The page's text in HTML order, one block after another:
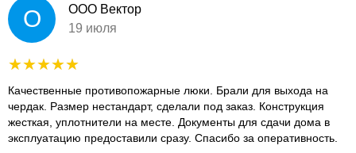
О
ООО Вектор
19 июля
Качественные противопожарные люки. Брали для выхода на
чердак. Размер нестандарт, сделали под заказ. Конструкция
жесткая, уплотнители на месте. Документы для сдачи дома в
эксплуатацию предоставили сразу. Спасибо за оперативность.